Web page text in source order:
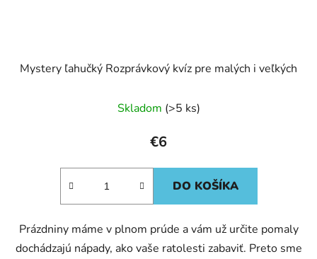
Mystery ľahučký Rozprávkový kvíz pre malých i veľkých
Skladom (>5 ks)
€6
DO KOŠÍKA
Prázdniny máme v plnom prúde a vám už určite pomaly
dochádzajú nápady, ako vaše ratolesti zabaviť. Preto sme